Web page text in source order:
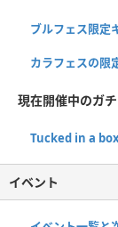
ブルフェス限定
カラフェスの限
現在開催中のガ
Tucked in a
イベント